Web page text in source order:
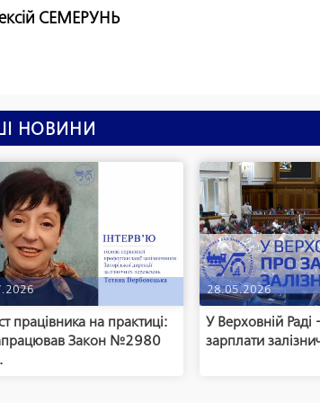
СЕМЕРУНЬ
НОВИНИ
працівника на практиці:
Закон №2980
28.05.2026
У Верховній Раді
зарплати